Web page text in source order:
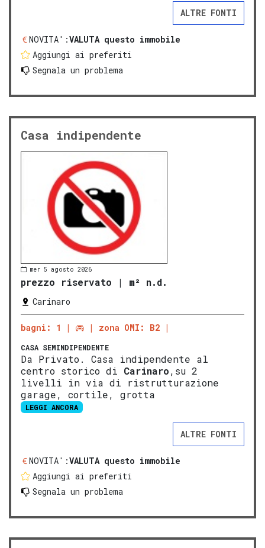
ALTRE FONTI
NOVITA':VALUTA questo immobile
Aggiungi ai preferiti
Segnala un problema
Casa indipendente
mer 5 agosto 2026
prezzo riservato | m² n.d.
Carinaro
bagni: 1 zona OMI: B2
CASA SEMINDIPENDENTE
Da Privato. Casa indipendente al
centro storico di Carinaro,su 2
livelli in via di ristrutturazione
garage, cortile, grotta
LEGGI ANCORA
ALTRE FONTI
NOVITA':VALUTA questo immobile
Aggiungi ai preferiti
Segnala un problema